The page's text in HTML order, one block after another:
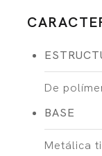
De
BASE
Metálica